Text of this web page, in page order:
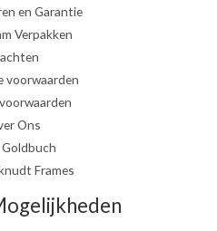
en Garantie
Verpakken
voorwaarden
Ons
Frames